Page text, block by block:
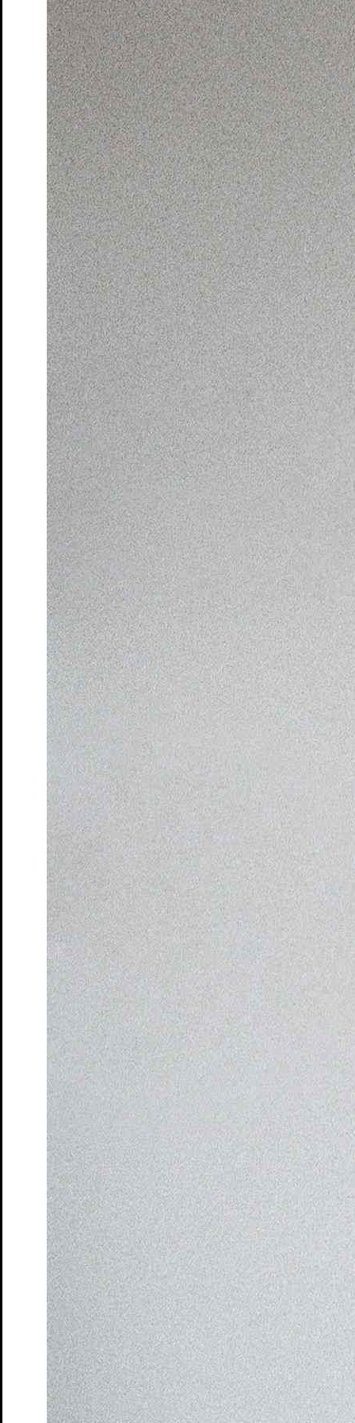
Der Frieden – Matinée nach Aristophanes und Antoine Vitez
Tickets
Dieser Drang nach HärteAutorinnenlesung von und mit Eva
von Redecker
Tickets
Gemeinsam schauen – Der Frieden Theater-Speed-Dating
Tickets
Gemeinsam schauen – Ruf des Lebens Rahmenveranstaltung
zur Vorstellung "Ruf des Lebens"
Tickets
Gemeinsam schauen – Söhne Theater-Speed-Dating
Tickets
Gemeinsam schauen – Wo sind denn alle? Theater-Speed-
Dating
Tickets
GUDE LEUDE – Gude Show Gastspiel
Tickets
GUDE LEUDE vs. KI Gastspiel
Tickets
An Chéad Chaillteanas Éisteachta Tobann in 2026 Hörsturz
Tickets
Kunst von Yasmina Reza. Deutsch von Eugen Helmlé
Tickets
Moerser Perspektiven Podiumsdiskussion im Schlosstheater
Moers
Tickets
Queerer Stammtisch im S.T.M. Ein safer space für
LGBTQIA+* Menschen, Unentschlossene und Allies
Tickets
Ruf des Lebens – Matinée nach Arthur Schnitzler
Tickets
Schatten und Lippen Lesung von und mit Marine Bachelot
Nguyen. Deutsch von André Hansen
Tickets
Schloss- und Theaterfest Tag des offenen Denkmals
Tickets
So klingt der Sommer Songrevue
Tickets
Söhne – Matinée
von Marine Bachelot Nguyen
Tickets
Tea Time mit Jane Austen Lesung
Tickets
Wo sind denn alle? – Matinée
von Emil Borgeest und Leo
Meier
Tickets
Wo sind denn alle? Na, hier! Lesung von und mit Emil
Borgeest, Leo und Olaf Meier und dem Ensemble
Tickets
Zeit der Verluste
von und mit Daniel Schreiber
Tickets
Zum ewigen Frieden
Marathonlesung mit
Publikumsbeteiligung
Tickets
Spielplan
Spielzeit
Presse
Kontakt
Ihr Besuch
Vorverkauf
Abendkasse
Tickets und Preise
Abonnements
Spielorte
Zugänglichkeit
Das Theater
Ensemble & Team
Freunde
Kooperationen
Sponsoren
Geschichte
Offene Stellen
Junges S.T.M.
Spielplan
Penguin’s Days
Mitmachen
Schulen und Kitas